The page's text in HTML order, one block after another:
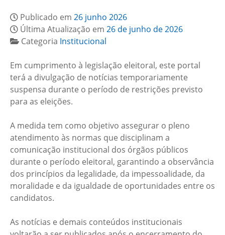
Publicado em 26 junho 2026
Última Atualização em 26 de junho de 2026
Categoria Institucional
Em cumprimento à legislação eleitoral, este portal
terá a divulgação de notícias temporariamente
suspensa durante o período de restrições previsto
para as eleições.
A medida tem como objetivo assegurar o pleno
atendimento às normas que disciplinam a
comunicação institucional dos órgãos públicos
durante o período eleitoral, garantindo a observância
dos princípios da legalidade, da impessoalidade, da
moralidade e da igualdade de oportunidades entre os
candidatos.
As notícias e demais conteúdos institucionais